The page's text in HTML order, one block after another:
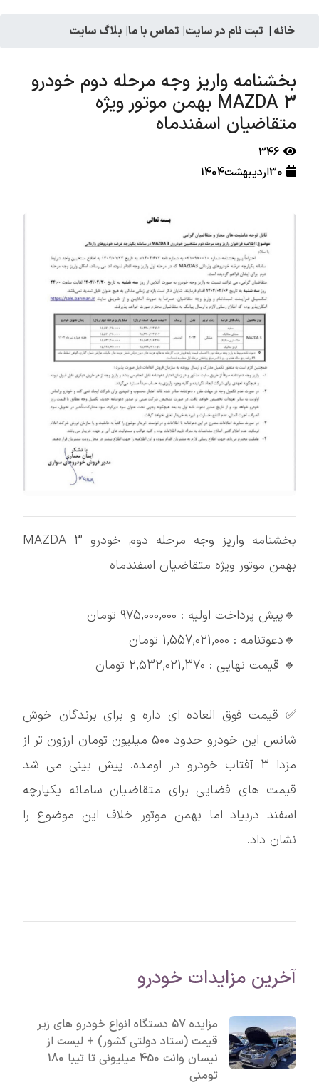
خانه | ثبت نام در سایت| تماس با ما| بلاگ سایت
بخشنامه واریز وجه مرحله دوم خودرو
MAZDA 3 بهمن موتور ویژه
متقاضیان اسفندماه
346
30اردیبهشت1404
بخشنامه واریز وجه مرحله دوم خودرو MAZDA 3
بهمن موتور ویژه متقاضیان اسفندماه
🔹پیش پرداخت اولیه : 975,000,000 تومان
🔹دعوتنامه : 1,557,021,000 تومان
🔹 قیمت نهایی : 2,532,021,370 تومان
✅ قیمت فوق العاده ای داره و برای برندگان خوش
شانس این خودرو حدود 500 میلیون تومان ارزون تر از
مزدا 3 آفتاب خودرو در اومده. پیش بینی می شد
قیمت های فضایی برای متقاضیان سامانه یکپارچه
اسفند دربیاد اما بهمن موتور خلاف این موضوع را
نشان داد.
آخرین مزایدات خودرو
مزایده 57 دستگاه انواع خودرو های زیر
قیمت (ستاد دولتی کشور) + لیست از
نیسان وانت 450 میلیونی تا تیبا 180
تومنی